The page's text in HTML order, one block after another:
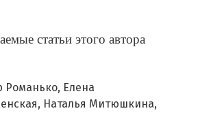
статьи этого автора
Романько, Елена
Наталья Митюшкина,